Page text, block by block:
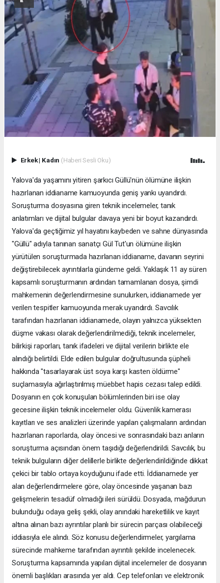
Erkek| Kadın (Haberi Sesli Oku)
Yalova'da yaşamını yitiren şarkıcı Güllü'nün ölümüne ilişkin
hazırlanan iddianame kamuoyunda geniş yankı uyandırdı.
Soruşturma dosyasına giren teknik incelemeler, tanık
anlatımları ve dijital bulgular davaya yeni bir boyut kazandırdı.
Yalova'da geçtiğimiz yıl hayatını kaybeden ve sahne dünyasında
"Güllü" adıyla tanınan sanatçı Gül Tut'un ölümüne ilişkin
yürütülen soruşturmada hazırlanan iddianame, davanın seyrini
değiştirebilecek ayrıntılarla gündeme geldi. Yaklaşık 11 ay süren
kapsamlı soruşturmanın ardından tamamlanan dosya, şimdi
mahkemenin değerlendirmesine sunulurken, iddianamede yer
verilen tespitler kamuoyunda merak uyandırdı. Savcılık
tarafından hazırlanan iddianamede, olayın yalnızca yüksekten
düşme vakası olarak değerlendirilmediği, teknik incelemeler,
bilirkişi raporları, tanık ifadeleri ve dijital verilerin birlikte ele
alındığı belirtildi. Elde edilen bulgular doğrultusunda şüpheli
hakkında "tasarlayarak üst soya karşı kasten öldürme"
suçlamasıyla ağırlaştırılmış müebbet hapis cezası talep edildi.
Dosyanın en çok konuşulan bölümlerinden biri ise olay
gecesine ilişkin teknik incelemeler oldu. Güvenlik kamerası
kayıtları ve ses analizleri üzerinde yapılan çalışmaların ardından
hazırlanan raporlarda, olay öncesi ve sonrasındaki bazı anların
soruşturma açısından önem taşıdığı değerlendirildi. Savcılık, bu
teknik bulguların diğer delillerle birlikte değerlendirildiğinde dikkat
çekici bir tablo ortaya koyduğunu ifade etti. İddianamede yer
alan değerlendirmelere göre, olay öncesinde yaşanan bazı
gelişmelerin tesadüf olmadığı ileri sürüldü. Dosyada, mağdurun
bulunduğu odaya geliş şekli, olay anındaki hareketlilik ve kayıt
altına alınan bazı ayrıntılar planlı bir sürecin parçası olabileceği
iddiasıyla ele alındı. Söz konusu değerlendirmeler, yargılama
sürecinde mahkeme tarafından ayrıntılı şekilde incelenecek.
Soruşturma kapsamında yapılan dijital incelemeler de dosyanın
önemli başlıkları arasında yer aldı. Cep telefonları ve elektronik